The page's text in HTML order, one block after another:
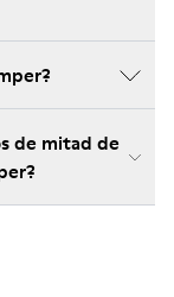
de mitad de